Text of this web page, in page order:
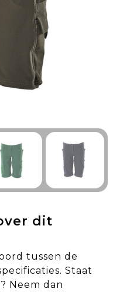
dit
tussen de
Staat
Neem dan